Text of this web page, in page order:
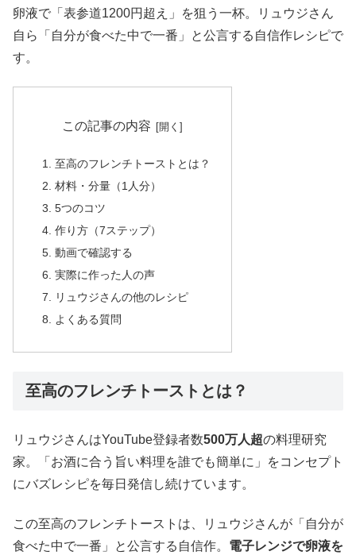
卵液で「表参道1200円超え」を狙う一杯。リュウジさん
自ら「自分が食べた中で一番」と公言する自信作レシピで
す。
この記事の内容
至高のフレンチトーストとは？
材料・分量（1人分）
5つのコツ
作り方（7ステップ）
動画で確認する
実際に作った人の声
リュウジさんの他のレシピ
よくある質問
至高のフレンチトーストとは？
リュウジさんはYouTube登録者数500万人超の料理研究
家。「お酒に合う旨い料理を誰でも簡単に」をコンセプト
にバズレシピを毎日発信し続けています。
この至高のフレンチトーストは、リュウジさんが「自分が
食べた中で一番」と公言する自信作。 電子レンジで卵液を